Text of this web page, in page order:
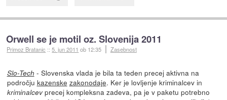
Orwell se je motil oz. Slovenija 2011
Primoz Bratanic ::5. jun 2011 ob 12:35 Zasebnost
Slo-Tech - Slovenska vlada je bila ta teden precej aktivna na
področju kazenske zakonodaje. Ker je lovljenje kriminalcev in
kriminalcevprecej kompleksna zadeva, pa je v paketu potrebno